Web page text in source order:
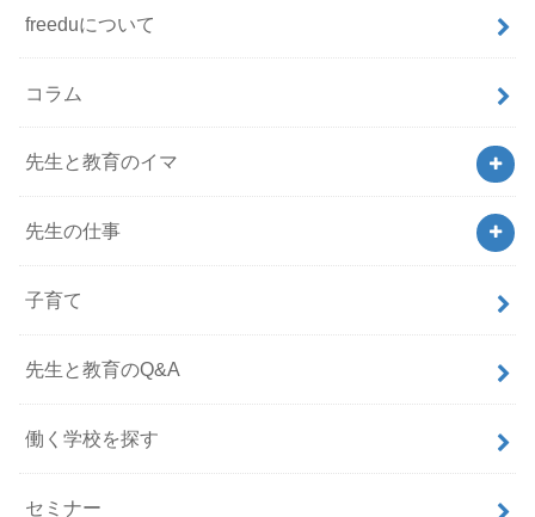
freeduについて
コラム
先生と教育のイマ
先生の仕事
子育て
先生と教育のQ&A
働く学校を探す
セミナー